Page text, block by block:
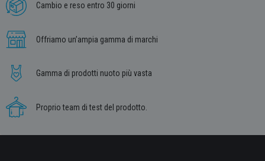
Cambio e reso entro 30 giorni
Offriamo un’ampia gamma di marchi
Gamma di prodotti nuoto più vasta
Proprio team di test del prodotto.